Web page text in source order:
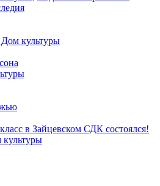
культуры
в Зайцевском СДК состоялся!
культуры